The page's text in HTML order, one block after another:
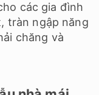
các gia đình
tràn ngập năng
chăng và